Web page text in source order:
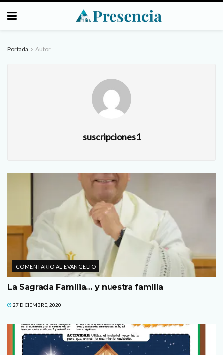
Portada Autor
suscripciones1
COMENTARIO AL EVANGELIO
La Sagrada Familia… y nuestra familia
27 DICIEMBRE, 2020